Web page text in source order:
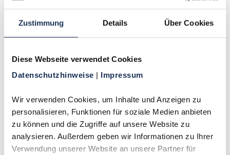
Zustimmung Details Über Cookies
Diese Webseite verwendet Cookies
Datenschutzhinweise | Impressum
Wir verwenden Cookies, um Inhalte und Anzeigen zu
personalisieren, Funktionen für soziale Medien anbieten
zu können und die Zugriffe auf unsere Website zu
analysieren. Außerdem geben wir Informationen zu Ihrer
Verwendung unserer Website an unsere Partner für
Ich habe eine Mahnung erhalten. Was jetzt?
Rücksendung
Wo finde ich das Retouren-Label?
Wie kann ich meine Bestellung zurücksenden?